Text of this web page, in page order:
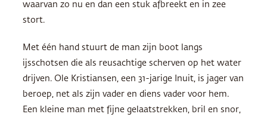
waarvan zo nu en dan een stuk afbreekt en in zee
stort.
Met één hand stuurt de man zijn boot langs
ijsschotsen die als reusachtige scherven op het water
drijven. Ole Kristiansen, een 31-jarige Inuit, is jager van
beroep, net als zijn vader en diens vader voor hem.
Een kleine man met fijne gelaatstrekken, bril en snor,